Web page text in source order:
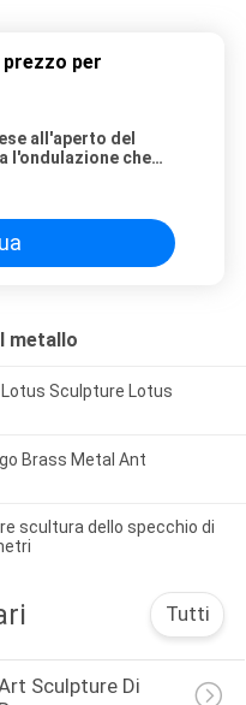
per
all'aperto del
l'ondulazione che
di acciaio
metallo
Sculpture Lotus
Brass Metal Ant
scultura dello specchio di
Tutti
Sculpture Di